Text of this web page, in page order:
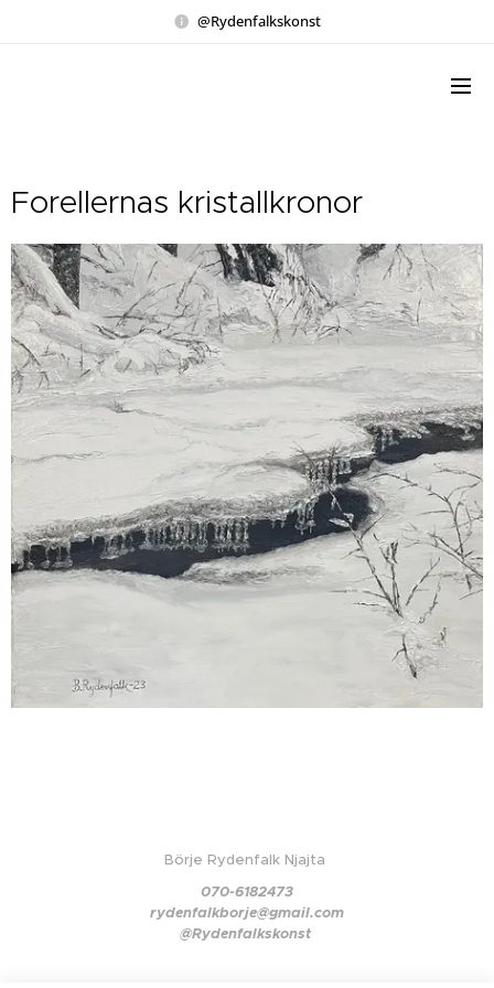
@Rydenfalkskonst
Forellernas kristallkronor
Börje Rydenfalk Njajta
070-6182473
rydenfalkborje@gmail.com
@Rydenfalkskonst